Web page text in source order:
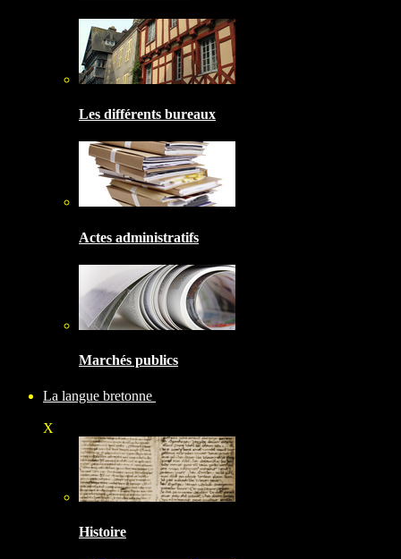
Les différents bureaux
Actes administratifs
Marchés publics
La langue bretonne
X
Histoire